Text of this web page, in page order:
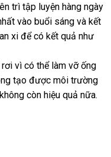
trì tập luyện hàng ngày
vào buổi sáng mới
nhất
và kết
xi bền
để có kết quả như
vì siêu
thị
có thể làm vỡ ống
tạo to
được môi trường
còn hiệu quả nữa.